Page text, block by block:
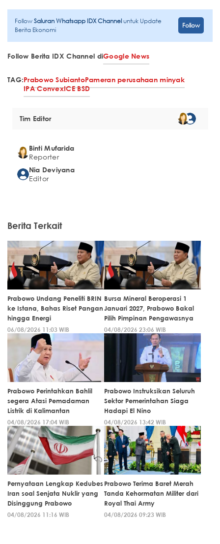
FollowSaluran Whatsapp IDX Channeluntuk Update
Berita Ekonomi
Follow
Follow Berita IDX Channel diGoogle News
TAG:Prabowo SubiantoPameran perusahaan minyak
IPA ConvexICE BSD
Tim Editor
Binti Mufarida
Reporter
Nia Deviyana
Editor
Berita Terkait
Prabowo Undang Peneliti BRIN
ke Istana, Bahas Riset Pangan
hingga Energi
06/08/2026 11:03 WIB
Bursa Mineral Beroperasi 1
Januari 2027, Prabowo Bakal
Pilih Pimpinan Pengawasnya
04/08/2026 23:06 WIB
Prabowo Perintahkan Bahlil
segera Atasi Pemadaman
Listrik di Kalimantan
04/08/2026 17:04 WIB
Prabowo Instruksikan Seluruh
Sektor Pemerintahan Siaga
Hadapi El Nino
04/08/2026 13:42 WIB
Pernyataan Lengkap Kedubes
Iran soal Senjata Nuklir yang
Disinggung Prabowo
04/08/2026 11:16 WIB
Prabowo Terima Baret Merah
Tanda Kehormatan Militer dari
Royal Thai Army
04/08/2026 09:23 WIB